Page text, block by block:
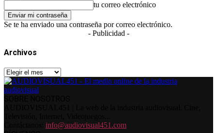
tu correo electrónico
Se te ha enviado una contraseña por correo electrónico.
- Publicidad -
Archivos
Archivos
info@audiovisual451.com